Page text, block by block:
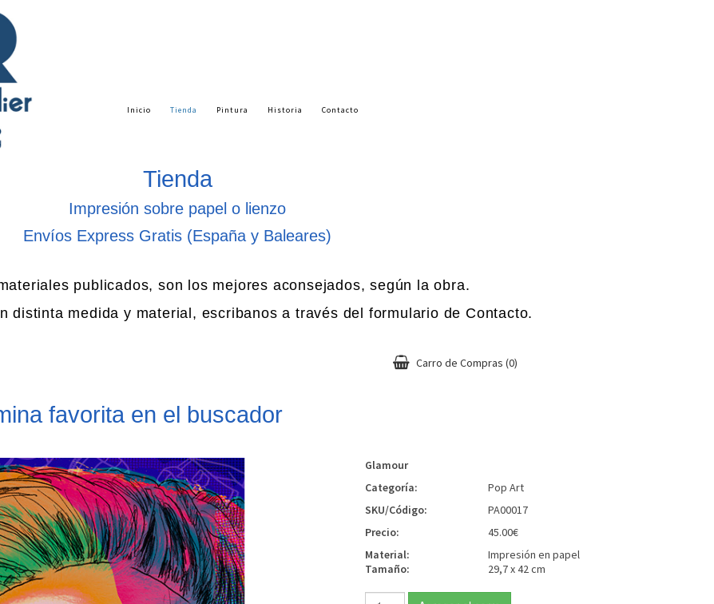
Inicio Tienda Pintura Historia Contacto
Impresión sobre papel o lienzo
Envíos Express Gratis (España y Baleares)
Glamour
Categoría:
Pop Art
SKU/Código:
PA00017
Precio:
45.00€
Material:
Impresión en papel
Tamaño:
29,7 x 42 cm
publicados, son los mejores aconsejados, según la obra.
distinta medida y material, escribanos a través del formulario de Contacto.
favorita en el buscador
Tienda
Carro de Compras (0)